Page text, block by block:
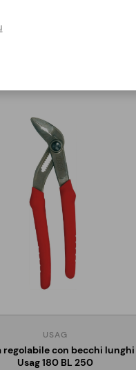
USAG
regolabile con becchi lunghi
Usag 180 BL 250